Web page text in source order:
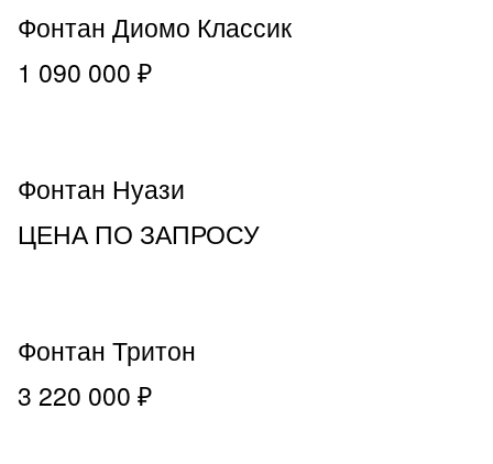
Фонтан Диомо Классик
1 090 000 ₽
Фонтан Нуази
ЦЕНА ПО ЗАПРОСУ
Фонтан Тритон
3 220 000 ₽